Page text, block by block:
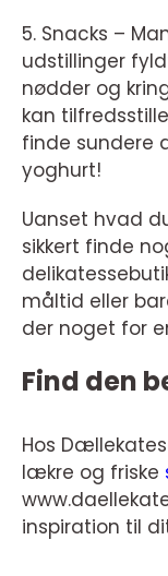
5. Snacks –
udstillinger
nødder og
kan
finde sundere
yoghurt!
Uanset hvad
sikkert finde
måltid eller
der noget for
Find den
Hos
lækre og friske
inspiration til